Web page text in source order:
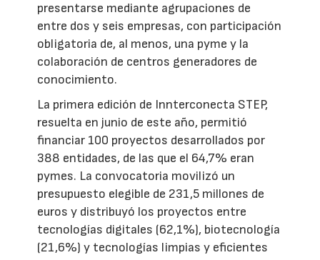
presentarse mediante agrupaciones de
entre dos y seis empresas, con participación
obligatoria de, al menos, una pyme y la
colaboración de centros generadores de
conocimiento.
La primera edición de Innterconecta STEP,
resuelta en junio de este año, permitió
financiar 100 proyectos desarrollados por
388 entidades, de las que el 64,7% eran
pymes. La convocatoria movilizó un
presupuesto elegible de 231,5 millones de
euros y distribuyó los proyectos entre
tecnologías digitales (62,1%), biotecnología
(21,6%) y tecnologías limpias y eficientes